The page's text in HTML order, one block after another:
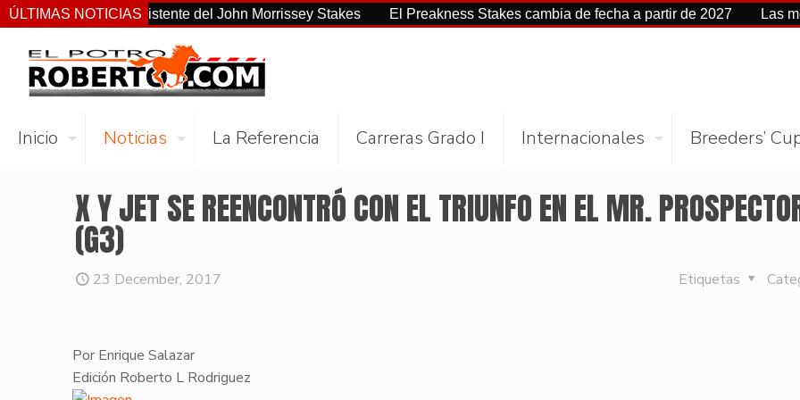
ÚLTIMAS NOTICIAS
el más consistente del John Morrissey Stakes El Preakness Stakes cambia de fecha a partir de 2027 Las mejores
Inicio Noticias La Referencia Carreras Grado I Internacionales Breeders’
X Y JET SE REENCONTRÓ CON EL TRIUNFO EN EL MR.
(G3)
23 December, 2017 Etiquetas
Por Enrique Salazar
​Edición Roberto L Rodriguez